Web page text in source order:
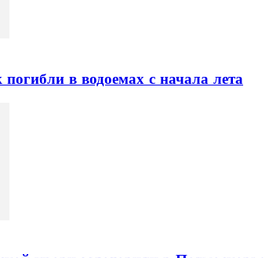
в водоемах с начала лета